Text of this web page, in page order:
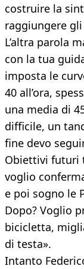
costruire la
raggiungere
L’altra parola
con la tua
imposta le
40 all’ora,
una media di
difficile, un
fine devo
Obiettivi futuri
voglio
e poi sogno le
Dopo? Voglio
bicicletta,
di testa».
Intanto